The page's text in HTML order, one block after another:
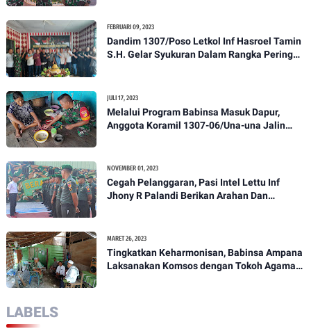
FEBRUARI 09, 2023
Dandim 1307/Poso Letkol Inf Hasroel Tamin
S.H. Gelar Syukuran Dalam Rangka Peringati
JULI 17, 2023
Melalui Program Babinsa Masuk Dapur,
Anggota Koramil 1307-06/Una-una Jalin
NOVEMBER 01, 2023
Cegah Pelanggaran, Pasi Intel Lettu Inf
Jhony R Palandi Berikan Arahan Dan
MARET 26, 2023
Tingkatkan Keharmonisan, Babinsa Ampana
Laksanakan Komsos dengan Tokoh Agama
LABELS